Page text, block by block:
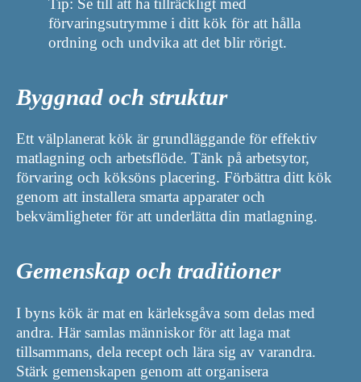
förvaringsutrymme i ditt kök för att hålla
ordning och undvika att det blir rörigt.
Byggnad och struktur
Ett välplanerat kök är grundläggande för effektiv
matlagning och arbetsflöde. Tänk på arbetsytor,
förvaring och köksöns placering. Förbättra ditt kök
genom att installera smarta apparater och
bekvämligheter för att underlätta din matlagning.
Gemenskap och traditioner
I byns kök är mat en kärleksgåva som delas med
andra. Här samlas människor för att laga mat
tillsammans, dela recept och lära sig av varandra.
Stärk gemenskapen genom att organisera